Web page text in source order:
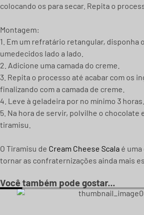
colocando os para secar. Repita o
Montagem:
1. Em um refratário retangular, disponha
umedecidos lado a lado.
2. Adicione uma camada do creme.
3. Repita o processo até acabar com os
finalizando com a camada de creme.
4. Leve à geladeira por no mínimo 3 horas.
5. Na hora de servir, polvilhe o chocolate
tiramisu.
O Tiramisu de Cream Cheese Scala é
tornar as confraternizações ainda mais
Você também pode gostar...